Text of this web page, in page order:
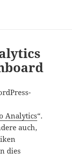
Analytics“.
auch,
dies